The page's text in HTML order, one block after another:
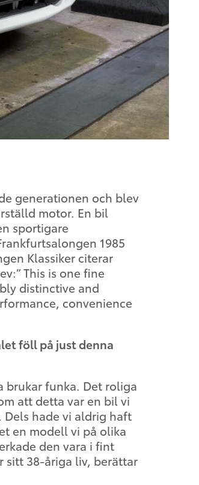
generationen och blev
motor. En bil
sportigare
1985
Klassiker citerar
This is one fine
distinctive and
convenience
föll på just denna
brukar funka. Det roliga
att detta var en bil vi
hade vi aldrig haft
en modell vi på olika
den vara i fint
sitt 38-åriga liv, berättar